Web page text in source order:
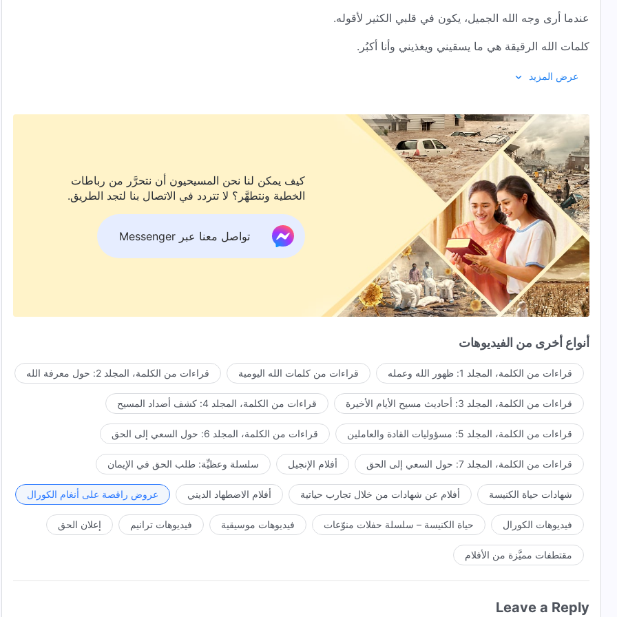
عندما أرى وجه الله الجميل، يكون في قلبي الكثير لأقوله.
كلمات الله الرقيقة هي ما يسقيني ويغذيني وأنا أكبُر.
كشف كلام الله القاسي ودينونته يمكنانني من معرفة نفسي.
كوننا قادرين على السير في الطريق الصحيح في الحياة الآن
هو بركة الله ورحمته.
سنحبك إلى الأبد، ياالله القدير!
لا لا لا، سبحوا الله القدير! لا لا لا، هلليلويا!
2
يا الله، أنت حقًا تحبنا للغاية!
كل يوم تتكلم بكلمات جديدة، تسقينا وتمدنا.
يا الله، أنت حقًا تحبنا للغاية! كلماتك تدين شخصياتنا الشيطانية.
بممارسة كلماتك نتطهر من فسادنا.
نتحرر من تأثير الشيطان ونخلُص.
أخوتي وأخواتي، اسرعوا وانهضوا! لنسبح إلهنا معًا!
لقد استطعنا أن نجتمع معًا اليوم؛
فلعتز بهذا الوقت الجيد الذي منحنا الله إياه.
فلنتخلص من كل تشابكات الجسد!
فلنسبح الله القدير إلى أقصى حد.
لنتمم واجباتنا جيدًا بكل قلوبنا وقوتنا؛
عرض المزيد
كيف يمكن لنا نحن المسيحيون أن نتحرَّر من رباطات
الخطية ونتطهَّر؟ لا تتردد في الاتصال بنا لتجد الطريق.
تواصل معنا عبر Messenger
أنواع أخرى من الفيديوهات
قراءات من الكلمة، المجلد 1: ظهور الله وعمله قراءات من كلمات الله اليومية قراءات من الكلمة، المجلد 2: حول معرفة الله
قراءات من الكلمة، المجلد 3: أحاديث مسيح الأيام الأخيرة قراءات من الكلمة، المجلد 4: كشف أضداد المسيح
قراءات من الكلمة، المجلد 5: مسؤوليات القادة والعاملين قراءات من الكلمة، المجلد 6: حول السعي إلى الحق
قراءات من الكلمة، المجلد 7: حول السعي إلى الحق أفلام الإنجيل سلسلة وعظيِّة: طلب الحق في الإيمان
شهادات حياة الكنيسة أفلام عن شهادات من خلال تجارب حياتية أفلام الاضطهاد الديني عروض راقصة على أنغام الكورال
فيديوهات الكورال حياة الكنيسة – سلسلة حفلات منوّعات فيديوهات موسيقية فيديوهات ترانيم إعلان الحق
مقتطفات مميَّزة من الأفلام
Leave a Reply